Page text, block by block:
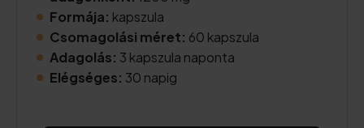
Formája: kapszula
Csomagolási méret: 60 kapszula
Adagolás: 3 kapszula naponta
Elégséges: 30 napig